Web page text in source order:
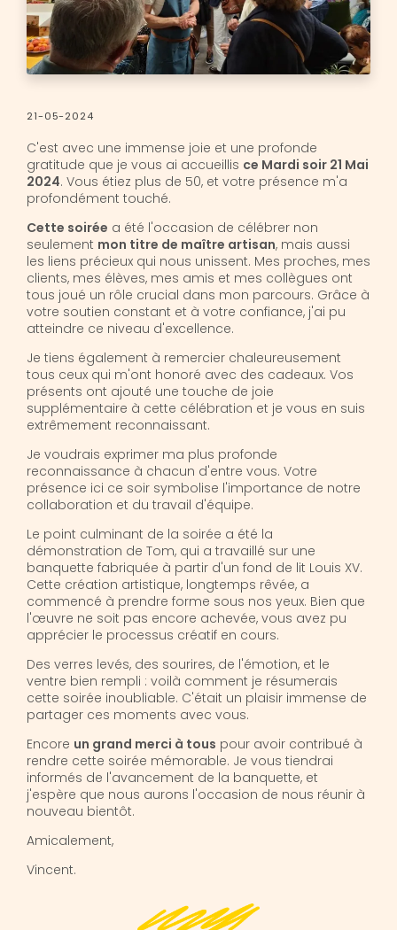
21-05-2024
C'est avec une immense joie et une profonde
gratitude que je vous ai accueillis ce Mardi soir 21 Mai
2024. Vous étiez plus de 50, et votre présence m'a
profondément touché.
Cette soirée a été l'occasion de célébrer non
seulement mon titre de maître artisan, mais aussi
les liens précieux qui nous unissent. Mes proches, mes
clients, mes élèves, mes amis et mes collègues ont
tous joué un rôle crucial dans mon parcours. Grâce à
votre soutien constant et à votre confiance, j'ai pu
atteindre ce niveau d'excellence.
Je tiens également à remercier chaleureusement
tous ceux qui m'ont honoré avec des cadeaux. Vos
présents ont ajouté une touche de joie
supplémentaire à cette célébration et je vous en suis
extrêmement reconnaissant.
Je voudrais exprimer ma plus profonde
reconnaissance à chacun d'entre vous. Votre
présence ici ce soir symbolise l'importance de notre
collaboration et du travail d'équipe.
Le point culminant de la soirée a été la
démonstration de Tom, qui a travaillé sur une
banquette fabriquée à partir d'un fond de lit Louis XV.
Cette création artistique, longtemps rêvée, a
commencé à prendre forme sous nos yeux. Bien que
l'œuvre ne soit pas encore achevée, vous avez pu
apprécier le processus créatif en cours.
Des verres levés, des sourires, de l'émotion, et le
ventre bien rempli : voilà comment je résumerais
cette soirée inoubliable. C'était un plaisir immense de
partager ces moments avec vous.
Encore un grand merci à tous pour avoir contribué à
rendre cette soirée mémorable. Je vous tiendrai
informés de l'avancement de la banquette, et
j'espère que nous aurons l'occasion de nous réunir à
nouveau bientôt.
Amicalement,
Vincent.